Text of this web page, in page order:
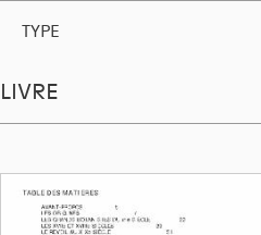
TYPE
LIVRE